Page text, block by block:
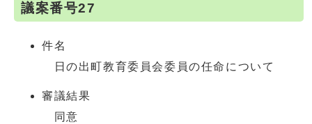
議案番号27
件名
日の出町教育委員会委員の任命について
審議結果
同意